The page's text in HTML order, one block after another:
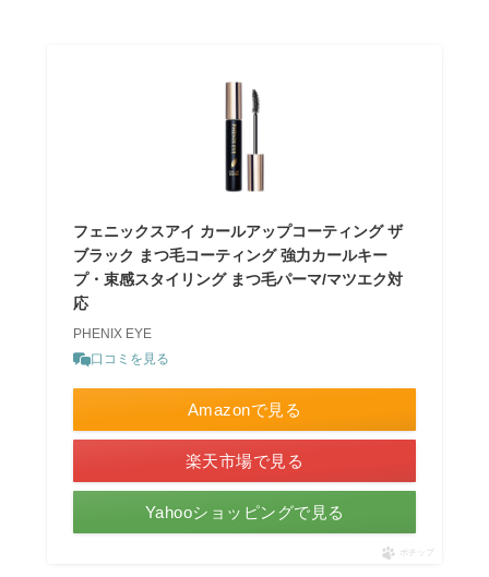
フェニックスアイ カールアップコーティング ザ
ブラック まつ毛コーティング 強力カールキー
プ・束感スタイリング まつ毛パーマ/マツエク対
応
PHENIX EYE
口コミを見る
Amazonで見る
楽天市場で見る
Yahooショッピングで見る
ポチップ